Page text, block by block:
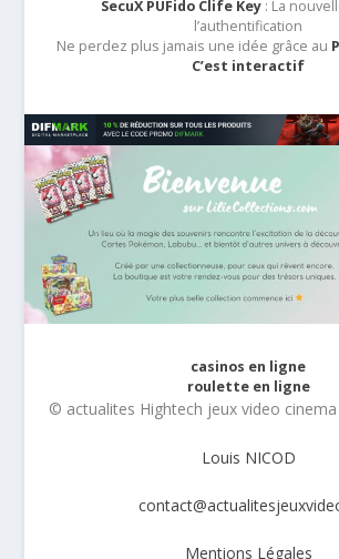
SecuX PUFido Clife Key : La
l’authentification
Ne perdez plus jamais une idée grâce au
C’est interactif
casinos en ligne
roulette en ligne
© actualites Hightech jeux video
Louis NICOD
Mentions Légales